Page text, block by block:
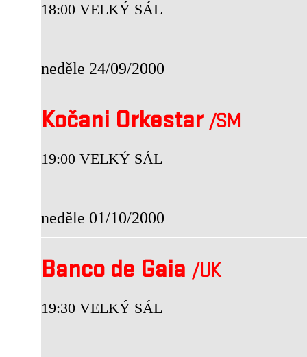
18:00 VELKÝ SÁL
neděle 24/09/2000
Kočani Orkestar /SM
19:00 VELKÝ SÁL
neděle 01/10/2000
Banco de Gaia /UK
19:30 VELKÝ SÁL